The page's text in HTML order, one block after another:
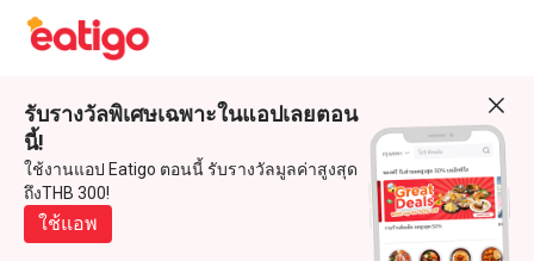
รับรางวัลพิเศษเฉพาะในแอปเลยตอน
นี้!
ใช้งานแอป Eatigo ตอนนี้ รับรางวัลมูลค่าสูงสุด
ถึงTHB 300!
ใช้แอพ